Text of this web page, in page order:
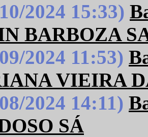
2024 15:33)
BARBOZA
2024 11:53)
VIEIRA
2024 14:11)
SÁ